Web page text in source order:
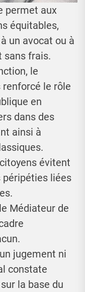
permet aux
équitables,
un avocat ou à
sans frais.
le
renforcé le rôle
en
dans des
ainsi à
évitent
péripéties liées
Médiateur de
jugement ni
constate
la base du